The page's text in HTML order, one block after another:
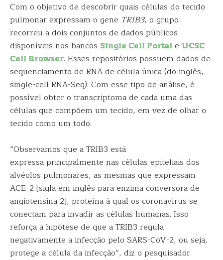
Com o objetivo de descobrir quais células do tecido
pulmonar expressam o gene TRIB3, o grupo
recorreu a dois conjuntos de dados públicos
disponíveis nos bancos Single Cell Portale UCSC
Cell Browser. Esses repositórios possuem dados de
sequenciamento de RNA de célula única (do inglês,
single-cell RNA-Seq). Com esse tipo de análise, é
possível obter o transcriptoma de cada uma das
células que compõem um tecido, em vez de olhar o
tecido como um todo.
“Observamos que a TRIB3 está
expressa principalmente nas células epiteliais dos
alvéolos pulmonares, as mesmas que expressam
ACE-2 [sigla em inglês para enzima conversora de
angiotensina 2], proteína à qual os coronavírus se
conectam para invadir as células humanas. Isso
reforça a hipótese de que a TRIB3 regula
negativamente a infecção pelo SARS-CoV-2, ou seja,
protege a célula da infecção”, diz o pesquisador.